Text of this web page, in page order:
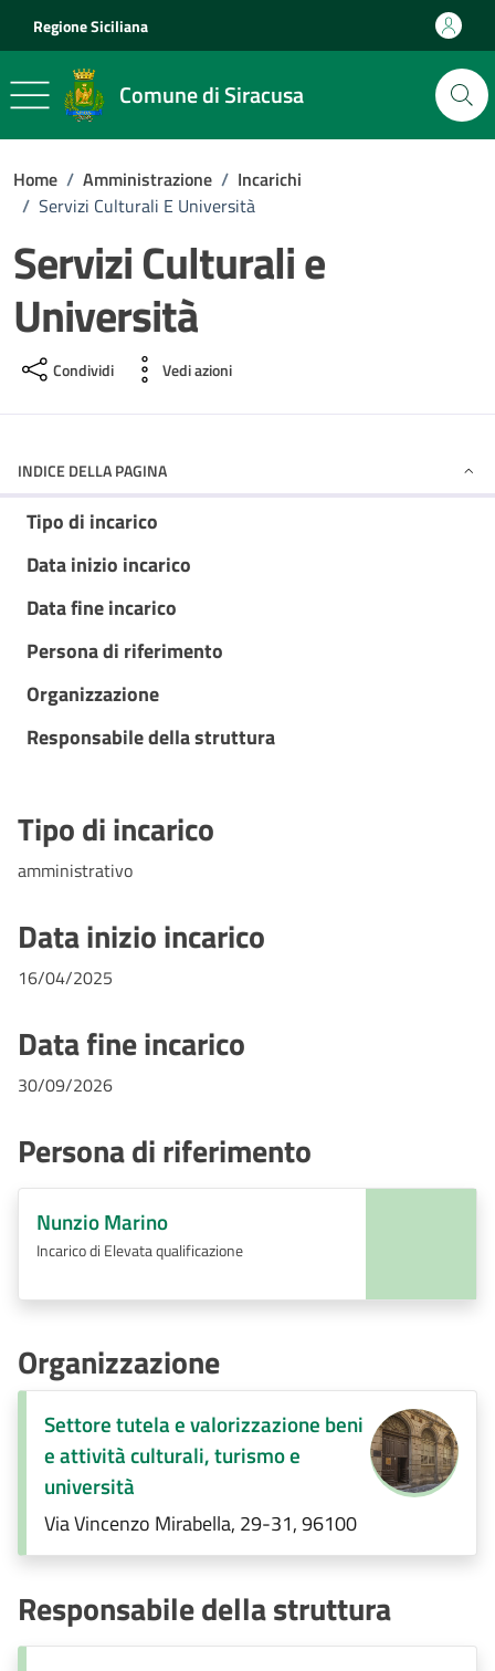
Regione Siciliana
Comune di Siracusa
Home / Amministrazione / Incarichi
/ Servizi Culturali E Università
Servizi Culturali e
Università
Condividi Vedi azioni
INDICE DELLA PAGINA
Tipo di incarico
Data inizio incarico
Data fine incarico
Persona di riferimento
Organizzazione
Responsabile della struttura
Tipo di incarico
amministrativo
Data inizio incarico
16/04/2025
Data fine incarico
30/09/2026
Persona di riferimento
Nunzio Marino
Incarico di Elevata qualificazione
Organizzazione
Settore tutela e valorizzazione beni
e attività culturali, turismo e
università
Via Vincenzo Mirabella, 29-31, 96100
Responsabile della struttura